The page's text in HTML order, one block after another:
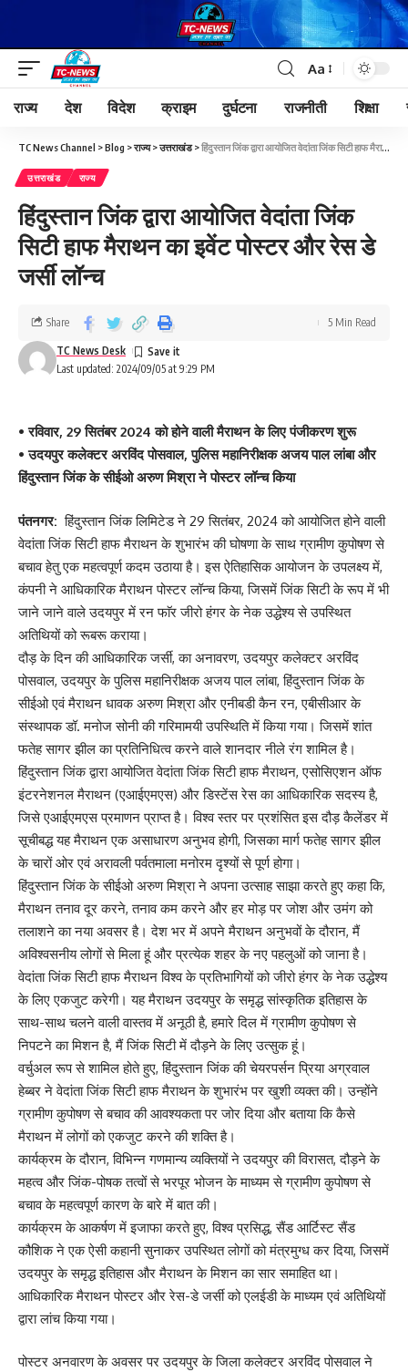
Aa
राज्य देश विदेश क्राइम दुर्घटना राजनीती शिक्षा
TC News Channel >Blog >राज्य>उत्तराखंड>हिंदुस्तान जिंक द्वारा आयोजित वेदांता जिंक सिटी हाफ मैराथन का इवेंट पोस्टर और रेस डे जर्सी लॉन्च
उत्तराखंड राज्य
हिंदुस्तान जिंक द्वारा आयोजित वेदांता जिंक
सिटी हाफ मैराथन का इवेंट पोस्टर और रेस डे
जर्सी लॉन्च
Last updated: 2024/09/05 at 9:29 PM
TC News Desk
Share 5 Min Read
• रविवार, 29 सितंबर 2024 को होने वाली मैराथन के लिए पंजीकरण शुरू
• उदयपुर कलेक्टर अरविंद पोसवाल, पुलिस महानिरीक्षक अजय पाल लांबा और
हिंदुस्तान जिंक के सीईओ अरुण मिश्रा ने पोस्टर लॉन्च किया
पंतनगर: हिंदुस्तान जिंक लिमिटेड ने 29 सितंबर, 2024 को आयोजित होने वाली
वेदांता जिंक सिटी हाफ मैराथन के शुभारंभ की घोषणा के साथ ग्रामीण कुपोषण से
बचाव हेतु एक महत्वपूर्ण कदम उठाया है। इस ऐतिहासिक आयोजन के उपलक्ष्य में,
कंपनी ने आधिकारिक मैराथन पोस्टर लॉन्च किया, जिसमें जिंक सिटी के रूप में भी
जाने जाने वाले उदयपुर में रन फाॅर जीरो हंगर के नेक उद्धेश्य से उपस्थित
अतिथियों को रूबरू कराया।
दौड़ के दिन की आधिकारिक जर्सी, का अनावरण, उदयपुर कलेक्टर अरविंद
पोसवाल, उदयपुर के पुलिस महानिरीक्षक अजय पाल लांबा, हिंदुस्तान जिंक के
सीईओ एवं मैराथन धावक अरुण मिश्रा और एनीबडी कैन रन, एबीसीआर के
संस्थापक डॉ. मनोज सोनी की गरिमामयी उपस्थिति में किया गया। जिसमें शांत
फतेह सागर झील का प्रतिनिधित्व करने वाले शानदार नीले रंग शामिल है।
हिंदुस्तान जिंक द्वारा आयोजित वेदांता जिंक सिटी हाफ मैराथन, एसोसिएशन ऑफ
इंटरनेशनल मैराथन (एआईएमएस) और डिस्टेंस रेस का आधिकारिक सदस्य है,
जिसे एआईएमएस प्रमाणन प्राप्त है। विश्व स्तर पर प्रशंसित इस दौड़ कैलेंडर में
सूचीबद्ध यह मैराथन एक असाधारण अनुभव होगी, जिसका मार्ग फतेह सागर झील
के चारों ओर एवं अरावली पर्वतमाला मनोरम दृश्यों से पूर्ण होगा।
हिंदुस्तान जिंक के सीईओ अरुण मिश्रा ने अपना उत्साह साझा करते हुए कहा कि,
मैराथन तनाव दूर करने, तनाव कम करने और हर मोड़ पर जोश और उमंग को
तलाशने का नया अवसर है। देश भर में अपने मैराथन अनुभवों के दौरान, मैं
अविश्वसनीय लोगों से मिला हूं और प्रत्येक शहर के नए पहलुओं को जाना है।
वेदांता जिंक सिटी हाफ मैराथन विश्व के प्रतिभागियों को जीरो हंगर के नेक उद्धेश्य
के लिए एकजुट करेगी। यह मैराथन उदयपुर के समृद्ध सांस्कृतिक इतिहास के
साथ-साथ चलने वाली वास्तव में अनूठी है, हमारे दिल में ग्रामीण कुपोषण से
निपटने का मिशन है, मैं जिंक सिटी में दौड़ने के लिए उत्सुक हूं।
वर्चुअल रूप से शामिल होते हुए, हिंदुस्तान जिंक की चेयरपर्सन प्रिया अग्रवाल
हेब्बर ने वेदांता जिंक सिटी हाफ मैराथन के शुभारंभ पर खुशी व्यक्त की। उन्होंने
ग्रामीण कुपोषण से बचाव की आवश्यकता पर जोर दिया और बताया कि कैसे
मैराथन में लोगों को एकजुट करने की शक्ति है।
कार्यक्रम के दौरान, विभिन्न गणमान्य व्यक्तियों ने उदयपुर की विरासत, दौड़ने के
महत्व और जिंक-पोषक तत्वों से भरपूर भोजन के माध्यम से ग्रामीण कुपोषण से
बचाव के महत्वपूर्ण कारण के बारे में बात की।
कार्यक्रम के आकर्षण में इजाफा करते हुए, विश्व प्रसिद्ध, सैंड आर्टिस्ट सैंड
कौशिक ने एक ऐसी कहानी सुनाकर उपस्थित लोगों को मंत्रमुग्ध कर दिया, जिसमें
उदयपुर के समृद्ध इतिहास और मैराथन के मिशन का सार समाहित था।
आधिकारिक मैराथन पोस्टर और रेस-डे जर्सी को एलईडी के माध्यम एवं अतिथियों
द्वारा लांच किया गया।
पोस्टर अनवारण के अवसर पर उदयपुर के जिला कलेक्टर अरविंद पोसवाल ने